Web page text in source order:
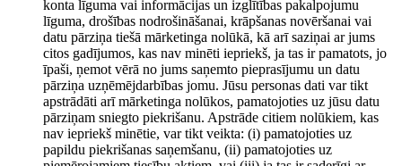
konta līguma vai informācijas un izglītības pakalpojumu
līguma, drošības nodrošināšanai, krāpšanas novēršanai vai
datu pārziņa tiešā mārketinga nolūkā, kā arī saziņai ar jums
citos gadījumos, kas nav minēti iepriekš, ja tas ir pamatots, jo
īpaši, ņemot vērā no jums saņemto pieprasījumu un datu
pārziņa uzņēmējdarbības jomu. Jūsu personas dati var tikt
apstrādāti arī mārketinga nolūkos, pamatojoties uz jūsu datu
pārziņam sniegto piekrišanu. Apstrāde citiem nolūkiem, kas
nav iepriekš minētie, var tikt veikta: (i) pamatojoties uz
papildu piekrišanas saņemšanu, (ii) pamatojoties uz